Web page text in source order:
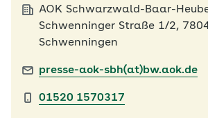
AOK Schwarzwald-Baar-
Schwenninger Straße 1/2,
Schwenningen
presse-aok-sbh(at)bw.aok.de
01520 1570317